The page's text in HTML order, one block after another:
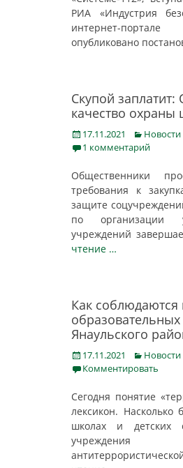
РИА «Индустрия
интернет-
опубликовано
Скупой
качество
Posted
on
17.11.2021 Categories
Новости
1 комментарий
Общественники
требования к
защите
по организации
учреждений
чтение …
Как
Янаульского
Posted
on
17.11.2021 Categories
Комментировать
Cегодня понятие
лексикон. Насколько
школах и детских
учреждения